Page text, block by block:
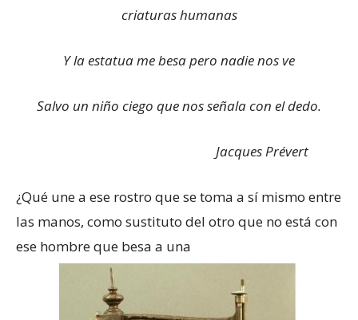
criaturas humanas
Y la estatua me besa pero nadie nos ve
Salvo un niño ciego que nos señala con el dedo.
Jacques Prévert
¿Qué une a ese rostro que se toma a sí mismo entre
las manos, como sustituto del otro que no está con
ese hombre que besa a una